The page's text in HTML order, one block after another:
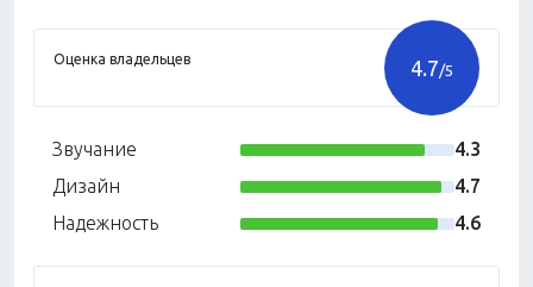
Оценка владельцев 4.7/5
Звучание
4.3
Дизайн
4.7
Надежность
4.6